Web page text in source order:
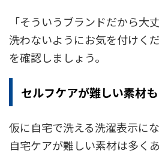
「そういうブランドだから大
洗わないようにお気を付けく
を確認しましょう。
セルフケアが難しい素材
仮に自宅で洗える洗濯表示に
自宅ケアが難しい素材は多く